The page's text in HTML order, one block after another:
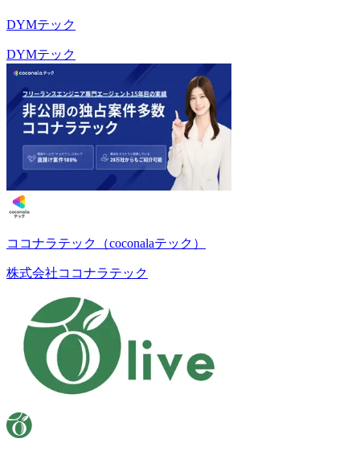
DYMテック
DYMテック
ココナラテック（coconalaテック）
株式会社ココナラテック